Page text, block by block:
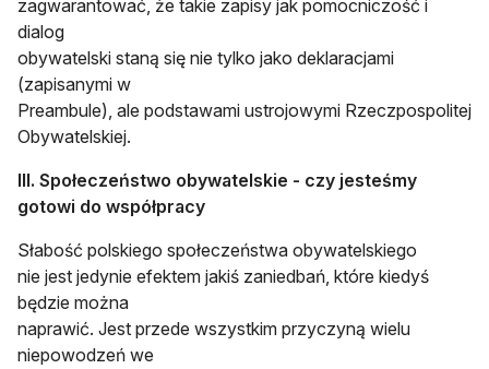
zagwarantować, że takie zapisy jak pomocniczość i
dialog
obywatelski staną się nie tylko jako deklaracjami
(zapisanymi w
Preambule), ale podstawami ustrojowymi Rzeczpospolitej
Obywatelskiej.
III. Społeczeństwo obywatelskie - czy jesteśmy
gotowi do współpracy
Słabość polskiego społeczeństwa obywatelskiego
nie jest jedynie efektem jakiś zaniedbań, które kiedyś
będzie można
naprawić. Jest przede wszystkim przyczyną wielu
niepowodzeń we